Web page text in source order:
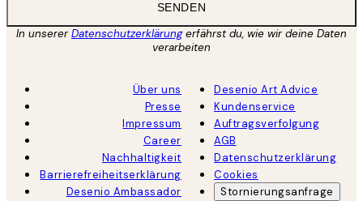
SENDEN
In unsererDatenschutzerklärungerfährst du, wie wir deine Daten
verarbeiten
Über uns
Presse
Impressum
Career
Nachhaltigkeit
Barrierefreiheitserklärung
Desenio Ambassador
Desenio Art Advice
Kundenservice
Auftragsverfolgung
AGB
Datenschutzerklärung
Cookies
Stornierungsanfrage